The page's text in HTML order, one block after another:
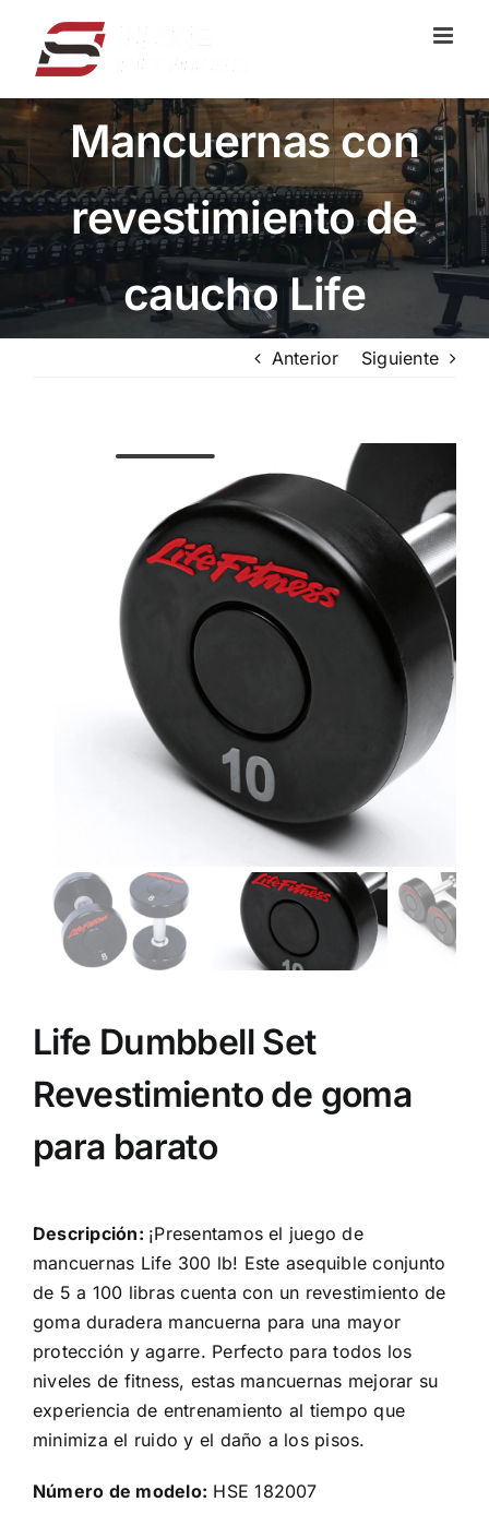
contenido
Mancuernas con
revestimiento de
caucho Life
Anterior Siguiente
Life Dumbbell Set
Revestimiento de goma
para barato
Descripción: ¡Presentamos el juego de
mancuernas Life 300 lb! Este asequible conjunto
de 5 a 100 libras cuenta con un revestimiento de
goma duradera mancuerna para una mayor
protección y agarre. Perfecto para todos los
niveles de fitness, estas mancuernas mejorar su
experiencia de entrenamiento al tiempo que
minimiza el ruido y el daño a los pisos.
Número de modelo: HSE 182007